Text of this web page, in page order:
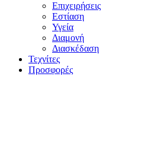
Επιχειρήσεις
Εστίαση
Υγεία
Διαμονή
Διασκέδαση
Τεχνίτες
Προσφορές